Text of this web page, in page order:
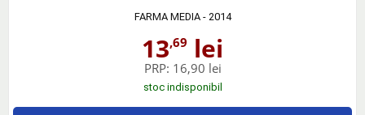
FARMA MEDIA- 2014
13,69 lei
PRP: 16,90 lei
stoc indisponibil